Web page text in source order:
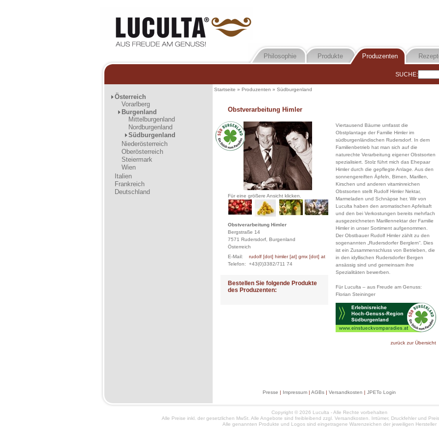
Philosophie Produkte Produzenten
SUCHE:
Österreich
Vorarlberg
Burgenland
Mittelburgenland
Nordburgenland
Südburgenland
Niederösterreich
Oberösterreich
Steiermark
Wien
Italien
Frankreich
Deutschland
Startseite » Produzenten » Südburgenland
Obstverarbeitung Himler
Für eine größere Ansicht klicken.
Obstverarbeitung Himler
Bergstraße 14
7571 Rudersdorf, Burgenland
Österreich
E-Mail:
rudolf [dot] himler [at] gmx [dot] at
Telefon: +43(0)3382/711 74
Bestellen Sie folgende Produkte
des Produzenten:
Viertausend Bäume umfasst die
Obstplantage der Familie Himler im
südburgenländischen Rudersdorf. In dem
Familienbetrieb hat man sich auf die
naturechte Verarbeitung eigener Obstsorten
spezialisiert. Stolz führt mich das Ehepaar
Himler durch die gepflegte Anlage. Aus den
sonnengereiften Äpfeln, Birnen, Marillen,
Kirschen und anderen vitaminreichen
Obstsorten stellt Rudolf Himler Nektar,
Marmeladen und Schnäpse her. Wir von
Luculta haben den aromatischen Apfelsaft
und den bei Verkostungen bereits mehrfach
ausgezeichneten Marillennektar der Familie
Himler in unser Sortiment aufgenommen.
Der Obstbauer Rudolf Himler zählt zu den
sogenannten „Rudersdorfer Berglern“. Dies
ist ein Zusammenschluss von Betrieben, die
in den idyllischen Rudersdorfer Bergen
ansässig sind und gemeinsam ihre
Spezialitäten bewerben.
Für Luculta – aus Freude am Genuss:
Florian Steininger
zurück zur Übersicht
Presse Impressum AGBs Versandkosten JPETo Login
Copyright © 2026 Luculta - Alle Rechte vorbehalten
Alle Preise inkl. der gesetzlichen MwSt. Alle Angebote sind freibleibend zzgl. Versandkosten. Irrtümer, Druckfehler und
Alle genannten Produkte und Logos sind eingetragene Warenzeichen der jeweiligen Hersteller